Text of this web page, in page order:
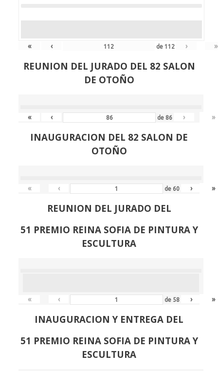
« ‹ de112 › »
REUNION DEL JURADO DEL 82 SALON
DE OTOÑO
« ‹ de 86 › »
INAUGURACION DEL 82 SALON DE
OTOÑO
« ‹ de 60 › »
REUNION DEL JURADO DEL
51 PREMIO REINA SOFIA DE PINTURA Y
ESCULTURA
« ‹ de 58 › »
INAUGURACION Y ENTREGA DEL
51 PREMIO REINA SOFIA DE PINTURA Y
ESCULTURA